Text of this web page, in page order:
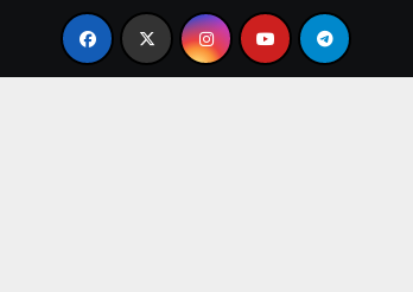
Batam: Kampus Modern dan